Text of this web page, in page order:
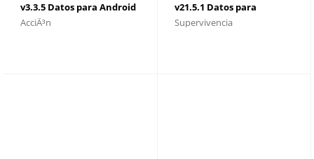
v3.3.5 Datos para Android
y descargar
AcciÃ³n
v21.5.1 Datos para
Android y descargar
Supervivencia